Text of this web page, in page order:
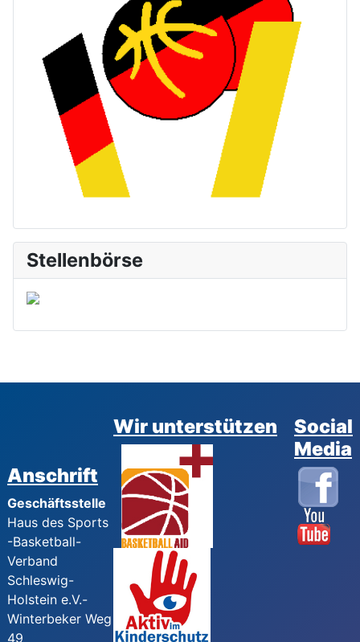
Stellenbörse
Anschrift
Geschäftsstelle
Haus des Sports
-Basketball-
Verband
Schleswig-
Holstein e.V.-
Winterbeker Weg
49
Wir unterstützen
Social
Media